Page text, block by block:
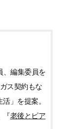
、編集委員を
ス契約もな
」を提案。
『老後とピア